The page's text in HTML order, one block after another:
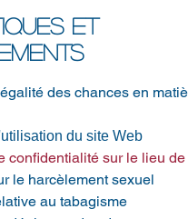
ET
des chances en
du site Web
confidentialité sur le lieu
le harcèlement sexuel
au tabagisme